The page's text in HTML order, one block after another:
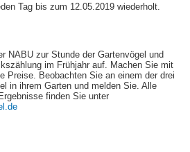
Tag bis zum 12.05.2019 wiederholt.
NABU zur Stunde der Gartenvögel und
im Frühjahr auf. Machen Sie mit
Preise. Beobachten Sie an einem der drei
in ihrem Garten und melden Sie. Alle
finden Sie unter